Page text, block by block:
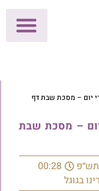
יום – מסכת שבת דף
– מסכת שבת
00:28
בגוגל